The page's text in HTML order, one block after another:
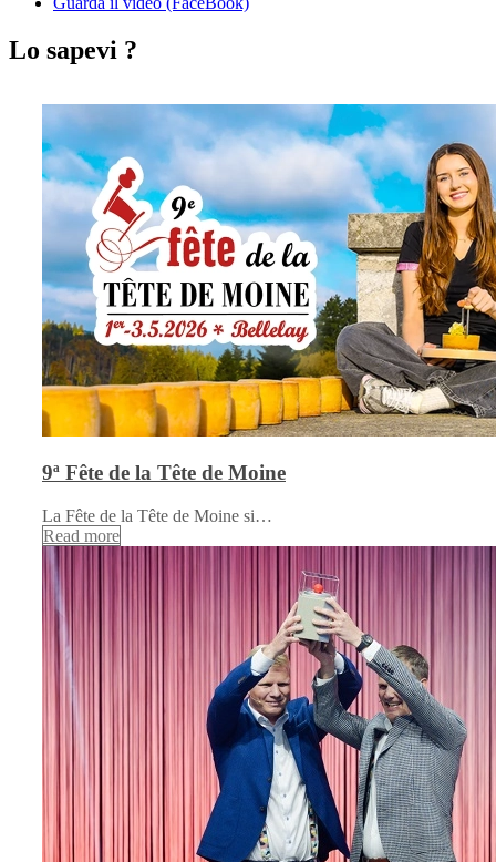
Lo sapevi ?
9ª Fête de la Tête de Moine
La Fête de la Tête de Moine si…
Read more